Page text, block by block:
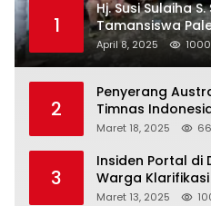
1
Hj. Susi Sulaiha
Tamansiswa
Halal Bihalal
April 8, 2025
2
Penyerang
Timnas
Maret 18, 2025
3
Insiden Portal di
Warga
yang Tidak
Maret 13, 2025